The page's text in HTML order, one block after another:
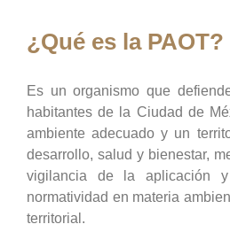
¿Qué es la PAOT?
Es un organismo que
habitantes de la Ciudad de
ambiente adecuado y un
desarrollo, salud y bienestar,
vigilancia de la aplicación
normatividad en materia
territorial.